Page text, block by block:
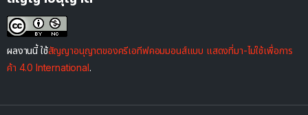
ผลงานนี้ ใช้สัญญาอนุญาตของครีเอทีฟคอมมอนส์แบบ แสดงที่มา-ไม่ใช้เพื่อการ
ค้า 4.0 International.